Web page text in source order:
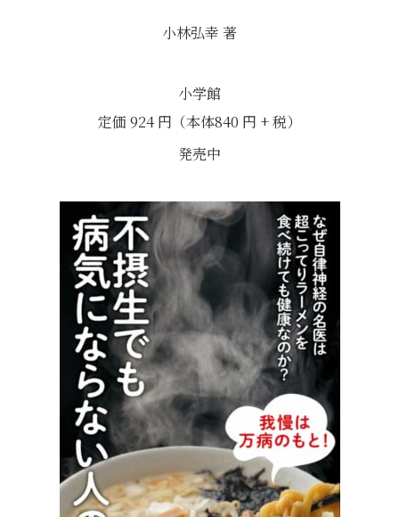
小林弘幸 著
小学館
定価 924 円（本体840 円 + 税）
発売中